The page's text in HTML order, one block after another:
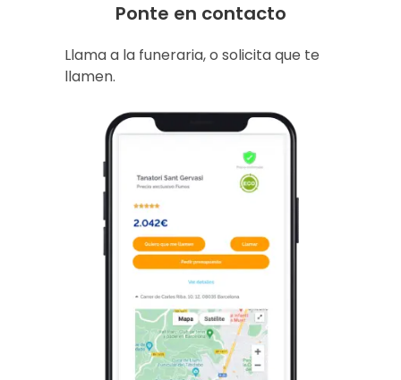
Ponte en contacto
Llama a la funeraria, o solicita que te
llamen.